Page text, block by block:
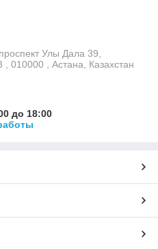
Улы Дала 39,
010000 , Астана, Казахстан
до 18:00